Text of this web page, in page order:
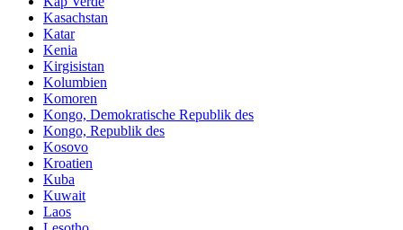
Kasachstan
Katar
Kenia
Kirgisistan
Kolumbien
Komoren
Kongo, Demokratische Republik des
Kongo, Republik des
Kosovo
Kroatien
Kuba
Kuwait
Laos